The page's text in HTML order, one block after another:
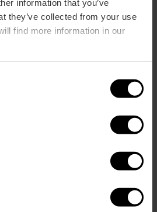
information that you’ve
they’ve collected from your use
find more information in our
Ballet «El llac dels